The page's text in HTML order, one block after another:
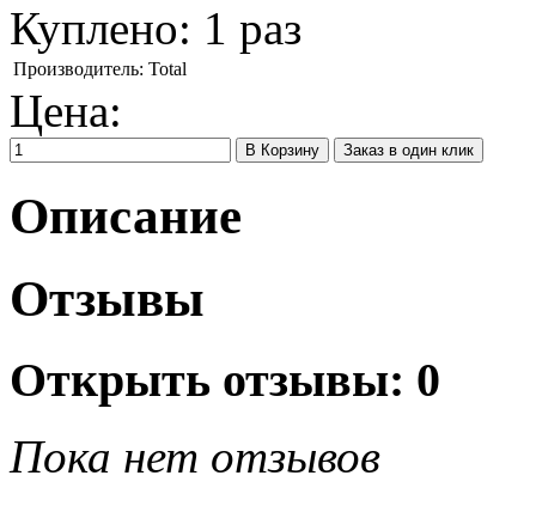
Куплено: 1 раз
Производитель: Total
Цена:
Заказ в один клик
Описание
Отзывы
Открыть отзывы: 0
Пока нет отзывов